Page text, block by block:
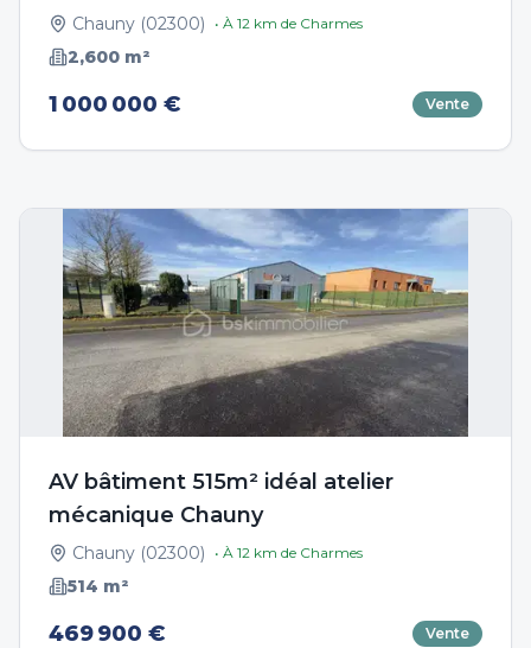
Chauny (02300) • À 12 km de Charmes
2,600 m²
1 000 000 € Vente
AV bâtiment 515m² idéal atelier
mécanique Chauny
Chauny (02300) • À 12 km de Charmes
514 m²
469 900 € Vente